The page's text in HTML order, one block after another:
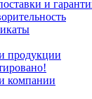
и
продукции
компании